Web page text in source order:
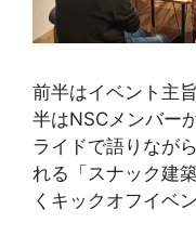
前半はイベント主
半はNSCメンバー
ライドで語りなが
れる「スナック建
くキックオフイベ